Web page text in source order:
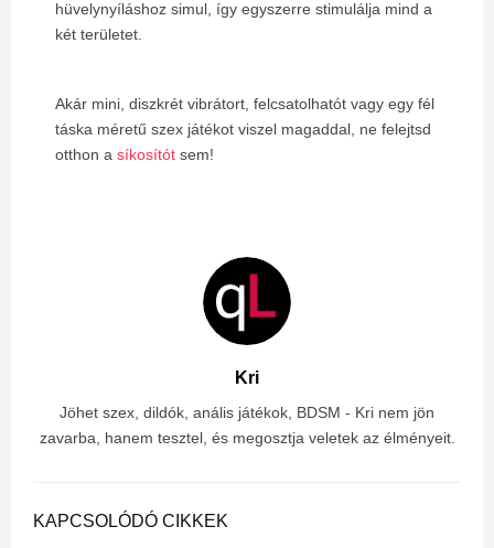
hüvelynyíláshoz simul, így egyszerre stimulálja mind a
két területet.
Akár mini, diszkrét vibrátort, felcsatolhatót vagy egy fél
táska méretű szex játékot viszel magaddal, ne felejtsd
otthon a síkosítót sem!
Kri
Jöhet szex, dildók, anális játékok, BDSM - Kri nem jön
zavarba, hanem tesztel, és megosztja veletek az élményeit.
KAPCSOLÓDÓ CIKKEK